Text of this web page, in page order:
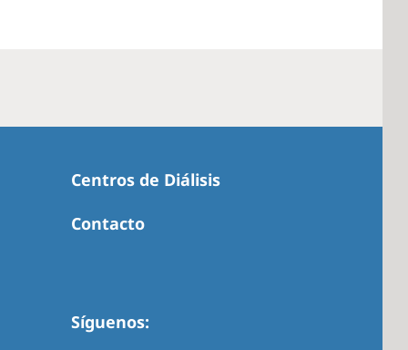
Centros de Diálisis
Contacto
Síguenos: